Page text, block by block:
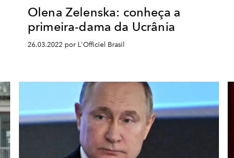
Olena Zelenska: conheça a
primeira-dama da Ucrânia
26.03.2022 por L'Officiel Brasil